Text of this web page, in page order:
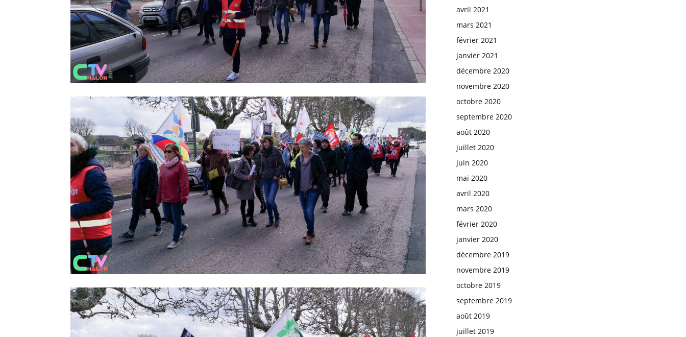
avril 2021
mars 2021
février 2021
janvier 2021
décembre 2020
novembre 2020
octobre 2020
septembre 2020
août 2020
juillet 2020
juin 2020
mai 2020
avril 2020
mars 2020
février 2020
janvier 2020
décembre 2019
novembre 2019
octobre 2019
septembre 2019
août 2019
juillet 2019